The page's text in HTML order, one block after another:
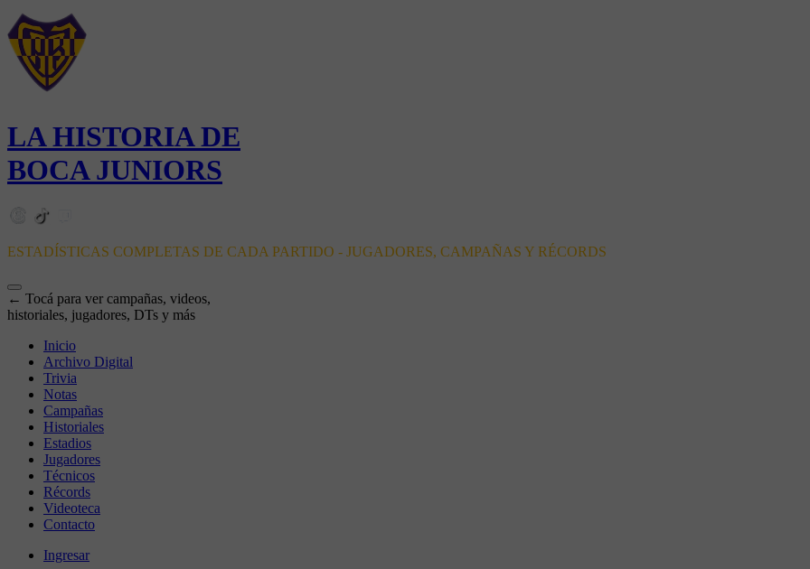
LA HISTORIA DE
BOCA JUNIORS
ESTADÍSTICAS COMPLETAS DE CADA PARTIDO - JUGADORES, CAMPAÑAS Y RÉCORDS
← Tocá para ver campañas, videos,
historiales, jugadores, DTs y más
Inicio
Archivo Digital
Trivia
Notas
Campañas
Historiales
Estadios
Jugadores
Técnicos
Récords
Videoteca
Contacto
Ingresar